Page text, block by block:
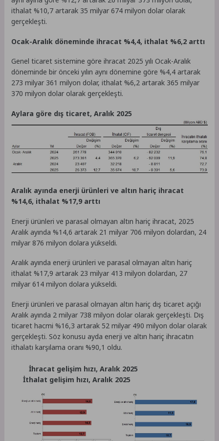
ithalat %10,7 artarak 35 milyar 674 milyon dolar olarak
gerçekleşti.
Ocak-Aralık döneminde ihracat %4,4, ithalat %6,2 arttı
Genel ticaret sistemine göre ihracat 2025 yılı Ocak-Aralık
döneminde bir önceki yılın aynı dönemine göre %4,4 artarak
273 milyar 361 milyon dolar, ithalat %6,2 artarak 365 milyar
370 milyon dolar olarak gerçekleşti.
Aylara göre dış ticaret, Aralık 2025
Aralık ayında enerji ürünleri ve altın hariç ihracat
%14,6, ithalat %17,9 arttı
Enerji ürünleri ve parasal olmayan altın hariç ihracat, 2025
Aralık ayında %14,6 artarak 21 milyar 706 milyon dolardan, 24
milyar 876 milyon dolara yükseldi.
Aralık ayında enerji ürünleri ve parasal olmayan altın hariç
ithalat %17,9 artarak 23 milyar 413 milyon dolardan, 27
milyar 614 milyon dolara yükseldi.
Enerji ürünleri ve parasal olmayan altın hariç dış ticaret açığı
Aralık ayında 2 milyar 738 milyon dolar olarak gerçekleşti. Dış
ticaret hacmi %16,3 artarak 52 milyar 490 milyon dolar olarak
gerçekleşti. Söz konusu ayda enerji ve altın hariç ihracatın
ithalatı karşılama oranı %90,1 oldu.
İhracat gelişim hızı, Aralık 2025
İthalat gelişim hızı, Aralık 2025